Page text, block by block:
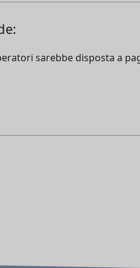
sarebbe disposta a